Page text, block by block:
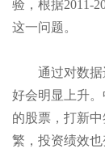
验，根据2011-
这一问题。
通过对数据
好会明显上升
的股票，打新
繁，投资绩效